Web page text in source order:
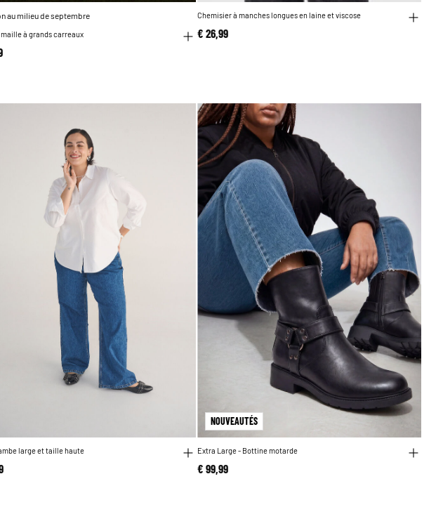
au milieu de septembre
maille à grands carreaux
Chemisier à manches longues en laine et viscose
€ 26,99
large et taille haute
NOUVEAUTÉS
Extra Large - Bottine motarde
€ 99,99